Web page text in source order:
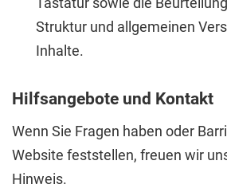
Struktur und allgemeinen
Inhalte.
Hilfsangebote und Kontakt
Wenn Sie Fragen haben oder
Website feststellen, freuen wir
Hinweis.